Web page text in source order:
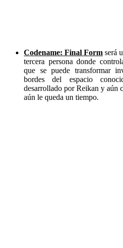
Codename: Final Form será
tercera persona donde
que se puede transformar
bordes del espacio
desarrollado por Reikan y aún
aún le queda un tiempo.